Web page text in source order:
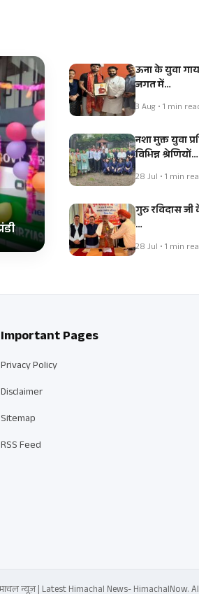
ऊना के युवा
जगत में…
3 Aug • 1 min
नशा मुक्त युवा
विभिन्न श्रेणियों…
28 Jul • 1 min
गुरु रविदास जी
…
28 Jul • 1 min
Important Pages
Privacy Policy
Disclaimer
Sitemap
RSS Feed
न्यूज़ | Latest Himachal News- HimachalNow.